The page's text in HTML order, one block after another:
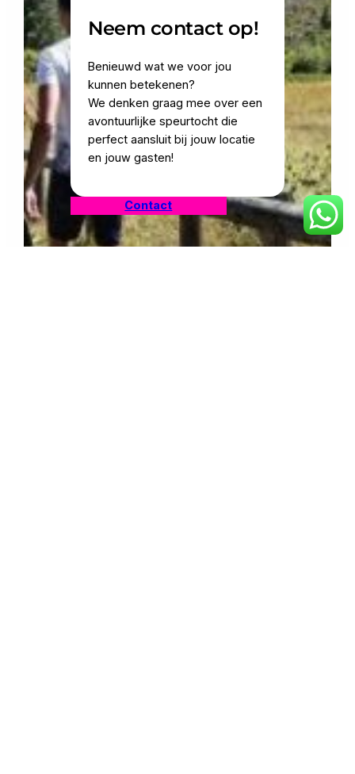
Neem contact op!
Benieuwd wat we voor jou
kunnen betekenen?
We denken graag mee over een
avontuurlijke speurtocht die
perfect aansluit bij jouw locatie
en jouw gasten!
Contact